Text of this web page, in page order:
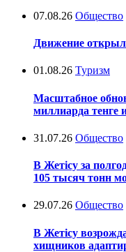
07.08.26 Общество
Движение
01.08.26 Туризм
Масштабное
миллиарда тенге
31.07.26 Общество
В Жетісу за
105 тысяч тонн
29.07.26 Общество
В Жетісу
хищников